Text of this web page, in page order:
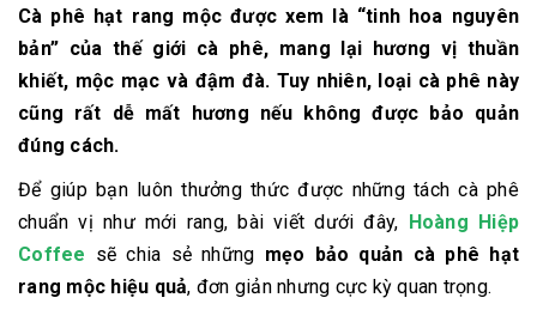
Cà phê hạt rang mộc được xem là “tinh hoa nguyên
bản” của thế giới cà phê, mang lại hương vị thuần
khiết, mộc mạc và đậm đà. Tuy nhiên, loại cà phê này
cũng rất dễ mất hương nếu không được bảo quản
đúng cách.
Để giúp bạn luôn thưởng thức được những tách cà phê
chuẩn vị như mới rang, bài viết dưới đây, Hoàng Hiệp
Coffee sẽ chia sẻ những mẹo bảo quản cà phê hạt
rang mộc hiệu quả, đơn giản nhưng cực kỳ quan trọng.